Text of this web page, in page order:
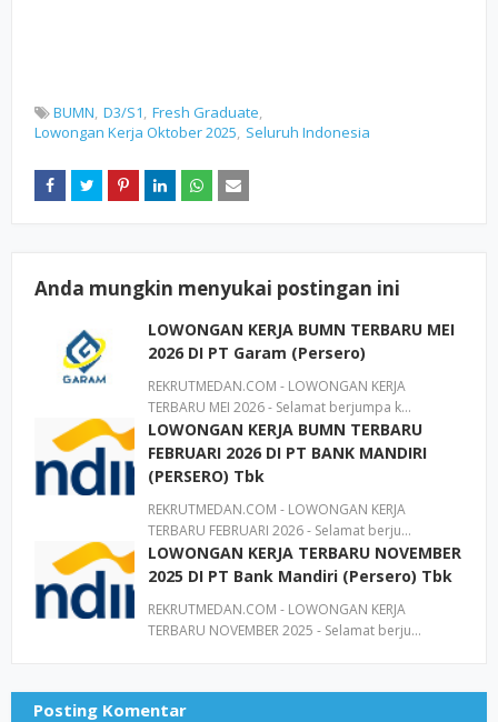
BUMN D3/S1 Fresh Graduate
Lowongan Kerja Oktober 2025 Seluruh Indonesia
Anda mungkin menyukai postingan ini
LOWONGAN KERJA BUMN TERBARU MEI
2026 DI PT Garam (Persero)
REKRUTMEDAN.COM - LOWONGAN KERJA
TERBARU MEI 2026 - Selamat berjumpa k…
LOWONGAN KERJA BUMN TERBARU
FEBRUARI 2026 DI PT BANK MANDIRI
(PERSERO) Tbk
REKRUTMEDAN.COM - LOWONGAN KERJA
TERBARU FEBRUARI 2026 - Selamat berju…
LOWONGAN KERJA TERBARU NOVEMBER
2025 DI PT Bank Mandiri (Persero) Tbk
REKRUTMEDAN.COM - LOWONGAN KERJA
TERBARU NOVEMBER 2025 - Selamat berju…
Posting Komentar